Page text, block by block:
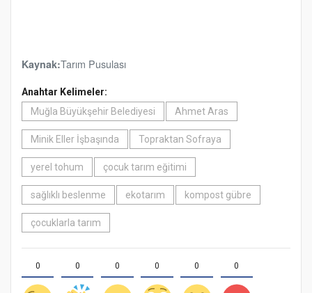
Kaynak:Tarım Pusulası
Anahtar Kelimeler:
Muğla Büyükşehir Belediyesi
Ahmet Aras
Minik Eller İşbaşında Topraktan Sofraya
yerel tohum çocuk tarım eğitimi
sağlıklı beslenme ekotarım kompost gübre
çocuklarla tarım
0 0 0 0 0 0